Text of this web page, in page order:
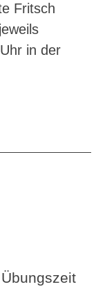
Fritsch
in der